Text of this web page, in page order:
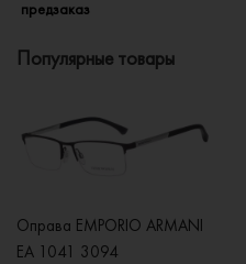
предзаказ
Популярные товары
Оправа EMPORIO ARMANI
EA 1041 3094